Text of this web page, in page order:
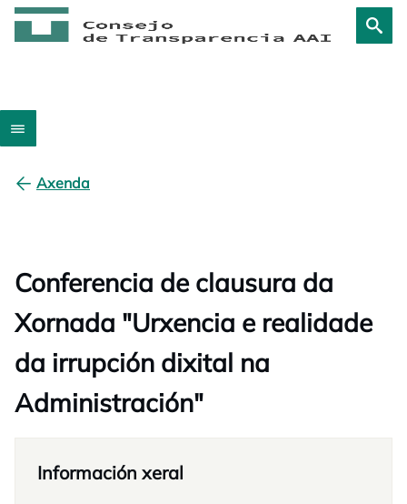
Axenda
Conferencia de clausura da
Xornada "Urxencia e realidade
da irrupción dixital na
Administración"
Información xeral